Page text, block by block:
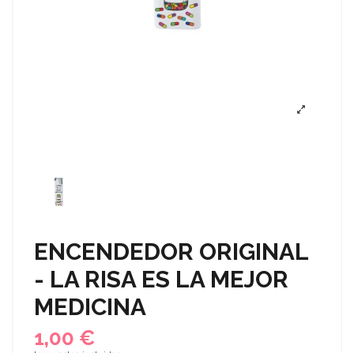
ENCENDEDOR ORIGINAL
- LA RISA ES LA MEJOR
MEDICINA
1,00 €